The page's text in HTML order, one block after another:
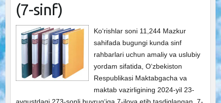
(7-sinf)
Ko‘rishlar soni 11,244 Mazkur
sahifada bugungi kunda sinf
rahbarlari uchun amaliy va uslubiy
yordam sifatida, O‘zbekiston
Respublikasi Maktabgacha va
maktab vazirligining 2024-yil 23-